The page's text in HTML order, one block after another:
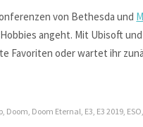
von Bethesda und
angeht. Mit Ubisoft
Favoriten oder wartet ihr
Doom Doom Eternal E3 E3 2019 ESO